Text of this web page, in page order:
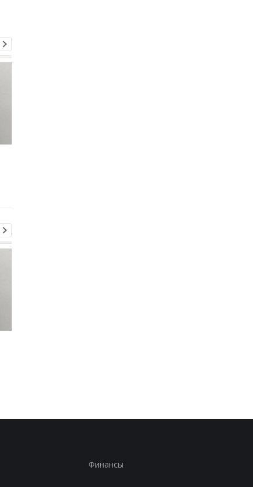
Финансы